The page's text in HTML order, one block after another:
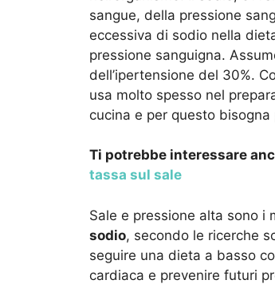
sangue, della pressione
eccessiva di sodio nella
pressione sanguigna.
dell’ipertensione del 30%.
usa molto spesso nel
cucina e per questo
Ti potrebbe interessare
tassa sul sale
Sale e pressione alta sono i
sodio, secondo le ricerche
seguire una dieta a basso
cardiaca e prevenire futuri